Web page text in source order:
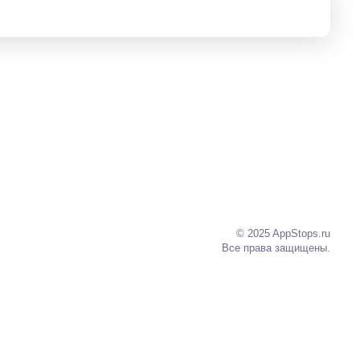
© 2025 AppStops.ru
Все права защищены.